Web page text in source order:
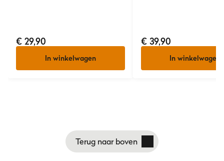
€ 29,90
In winkelwagen
€ 39,90
In winkelwagen
Terug naar boven